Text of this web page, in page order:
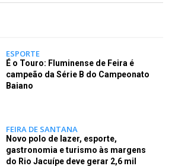
ESPORTE
É o Touro: Fluminense de Feira é
campeão da Série B do Campeonato
Baiano
FEIRA DE SANTANA
Novo polo de lazer, esporte,
gastronomia e turismo às margens
do Rio Jacuípe deve gerar 2,6 mil